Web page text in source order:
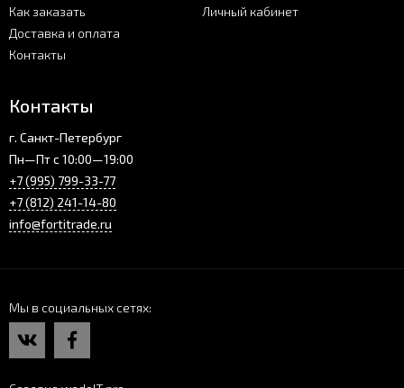
Как заказать
Доставка и оплата
Контакты
Личный кабинет
Контакты
г. Санкт-Петербург
Пн—Пт с 10:00—19:00
+7 (995) 799-33-77
+7 (812) 241-14-80
info@fortitrade.ru
Мы в социальных сетях